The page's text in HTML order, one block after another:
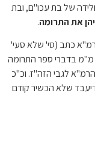
של בת עכו"ם, ובת
את התרומה.
כתב (סי' שלא סעי'
מ"מ בדברי ספר התרומה
לגבי הזה"ז. וכ"כ
שלא הכשיר קודם